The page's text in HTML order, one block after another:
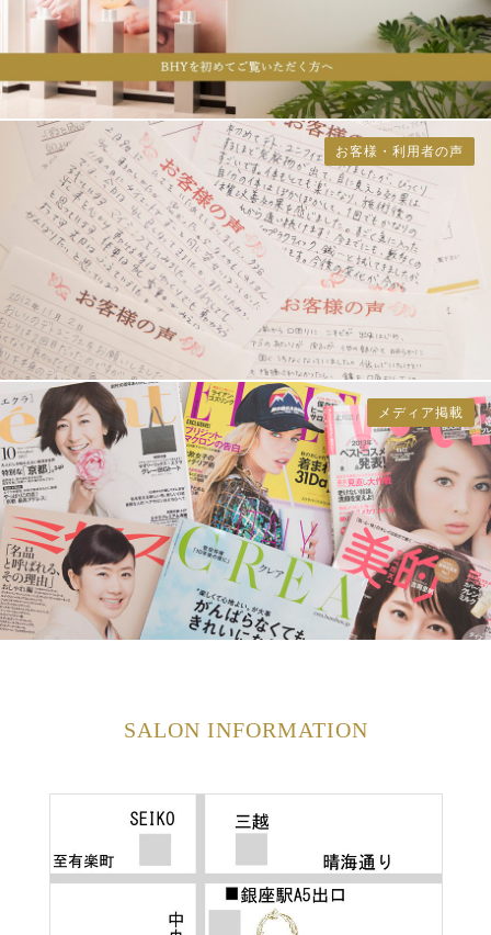
お客様・利用者の声
メディア掲載
SALON INFORMATION